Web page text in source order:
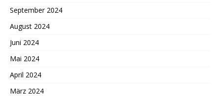
September 2024
August 2024
Juni 2024
Mai 2024
April 2024
März 2024